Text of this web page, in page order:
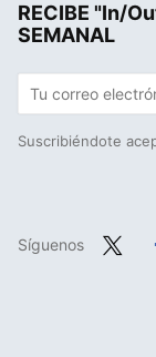
RECIBE "In/
SEMANAL
Suscribiéndote
Síguenos